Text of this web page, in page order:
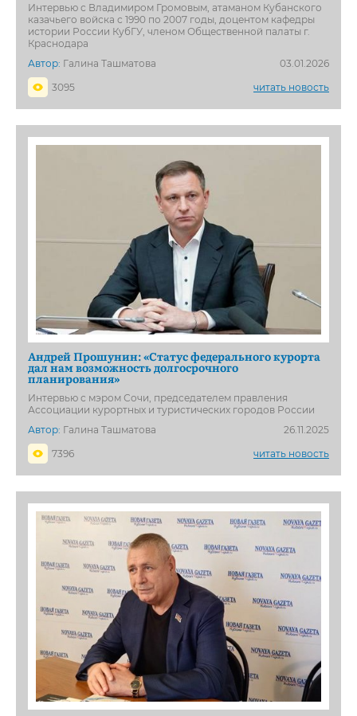
Интервью с Владимиром Громовым, атаманом Кубанского
казачьего войска с 1990 по 2007 годы, доцентом кафедры
истории России КубГУ, членом Общественной палаты г.
Краснодара
Автор: Галина Ташматова
03.01.2026
3095
читать новость
Андрей Прошунин: «Статус федерального курорта
дал нам возможность долгосрочного
планирования»
Интервью с мэром Сочи, председателем правления
Ассоциации курортных и туристических городов России
Автор: Галина Ташматова
26.11.2025
7396
читать новость